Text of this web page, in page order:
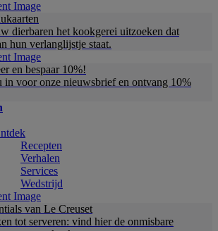
dierbaren het kookgerei uitzoeken dat
hun verlanglijstje staat.
en bespaar 10%!
in voor onze nieuwsbrief en ontvang 10%
Recepten
Verhalen
Services
Wedstrijd
van Le Creuset
tot serveren: vind hier de onmisbare